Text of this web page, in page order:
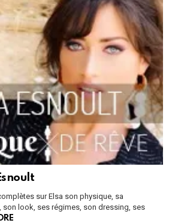
sur Elsa son physique, sa
look, ses régimes, son dressing, ses